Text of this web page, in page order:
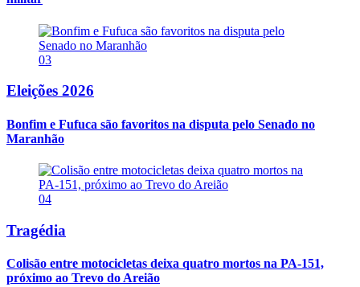
03
Eleições 2026
Bonfim e Fufuca são favoritos na disputa pelo Senado no
Maranhão
04
Tragédia
Colisão entre motocicletas deixa quatro mortos na PA-151,
próximo ao Trevo do Areião